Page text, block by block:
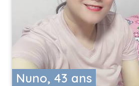
Nuno, 43 ans